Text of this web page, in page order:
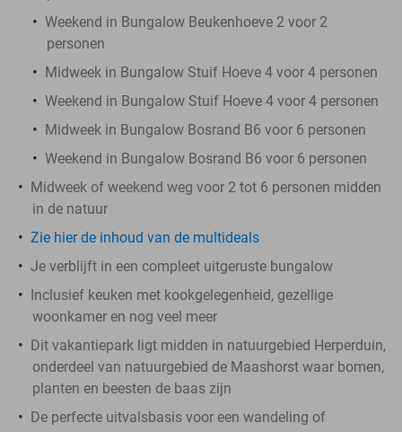
Weekend in Bungalow Beukenhoeve 2 voor 2
personen
Midweek in Bungalow Stuif Hoeve 4 voor 4 personen
Weekend in Bungalow Stuif Hoeve 4 voor 4 personen
Midweek in Bungalow Bosrand B6 voor 6 personen
Weekend in Bungalow Bosrand B6 voor 6 personen
Midweek of weekend weg voor 2 tot 6 personen midden
in de natuur
Zie hier de inhoud van de multideals
Je verblijft in een compleet uitgeruste bungalow
Inclusief keuken met kookgelegenheid, gezellige
woonkamer en nog veel meer
Dit vakantiepark ligt midden in natuurgebied Herperduin,
onderdeel van natuurgebied de Maashorst waar bomen,
planten en beesten de baas zijn
De perfecte uitvalsbasis voor een wandeling of